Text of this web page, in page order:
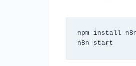
npm install
n8n start